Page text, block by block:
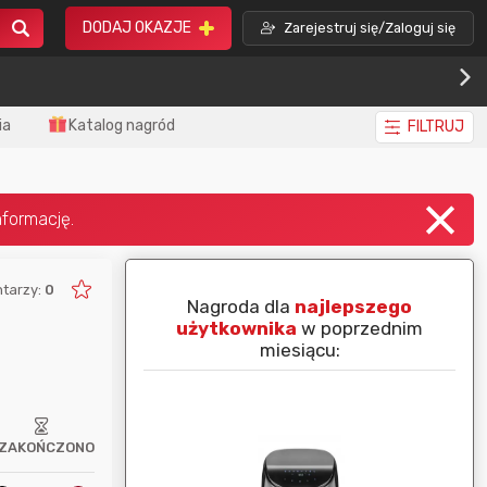
DODAJ OKAZJE Zarejestruj się/Zaloguj się
Katalog nagród FILTRUJ
0
ZAKOŃCZONO
Nagroda dla najlepszego
użytkownika w poprzednim
miesiącu: